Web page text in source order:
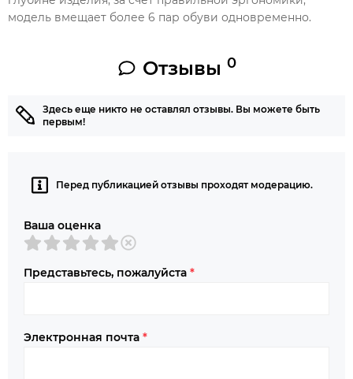
модель вмещает более 6 пар обуви одновременно.
Отзывы0
Здесь еще никто не оставлял отзывы. Вы можете быть
первым!
Перед публикацией отзывы проходят модерацию.
Ваша оценка
Представьтесь, пожалуйста *
Электронная почта *